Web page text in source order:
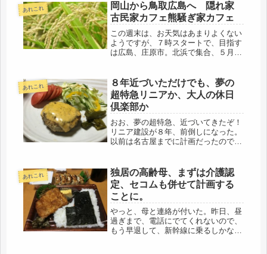
くはなよ、清原とは違うと思うよ。清
原も...
あれこれ
岡山から鳥取広島へ 隠れ家
古民家カフェ熊騒ぎ家カフェ
この週末は、お天気はあまりよくない
ようですが、７時スタートで、目指す
は広島、庄原市。北浜で集合、５月に
家などを巡り、まさに古民家カフェで
昼食。鳥ちゃんには、お留守番をして
も...
あれこれ
８年近づいただけでも、夢の
超特急リニアか、大人の休日
倶楽部か
おお、夢の超特急、近づいてきたぞ！
リニア建設が８年、前倒しになった。
以前は名古屋までに計画だったので、
と言っても、今、のぞみで２時間半、
それが67分だなんて、鉄女でなく...
あれこれ
独居の高齢母、まずは介護認
定、セコムも併せて計画する
ことに。
やっと、母と連絡が付いた。昨日、昼
過ぎまで、電話にでてくれないので、
もう早退して、新幹線に乗るしかな